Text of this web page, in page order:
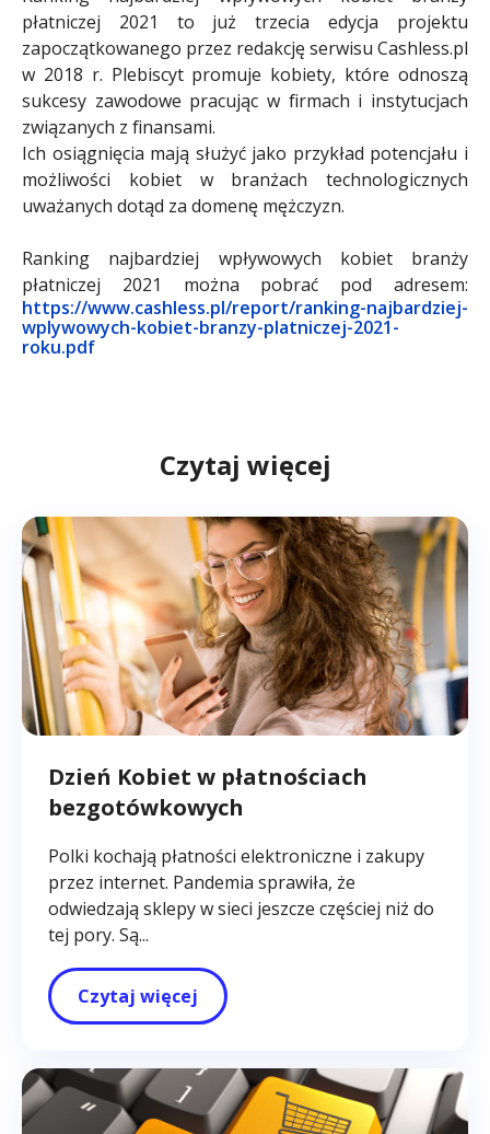
płatniczej 2021 to już trzecia edycja projektu
zapoczątkowanego przez redakcję serwisu Cashless.pl
w 2018 r. Plebiscyt promuje kobiety, które odnoszą
sukcesy zawodowe pracując w firmach i instytucjach
związanych z finansami.
Ich osiągnięcia mają służyć jako przykład potencjału i
możliwości kobiet w branżach technologicznych
uważanych dotąd za domenę mężczyzn.
Ranking najbardziej wpływowych kobiet branży
płatniczej 2021 można pobrać pod adresem:
https://www.cashless.pl/report/ranking-najbardziej-
wplywowych-kobiet-branzy-platniczej-2021-
roku.pdf
Czytaj więcej
Dzień Kobiet w płatnościach
bezgotówkowych
Polki kochają płatności elektroniczne i zakupy
przez internet. Pandemia sprawiła, że
odwiedzają sklepy w sieci jeszcze częściej niż do
tej pory. Są...
Czytaj więcej